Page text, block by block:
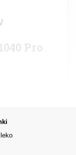
Pro